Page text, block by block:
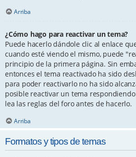
Arriba
¿Cómo hago para reactivar un tema?
Puede hacerlo dándole clic al enlace
cuando esté viendo el mismo, puede
principio de la primera página. Sin
entonces el tema reactivado ha sido
para poder reactivarlo no ha sido
posible reactivar un tema
lea las reglas del foro antes de hacerlo.
Arriba
Formatos y tipos de temas